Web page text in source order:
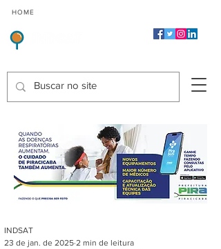
HOME
INDSAT
23 de jan. de 2025 2 min de leitura